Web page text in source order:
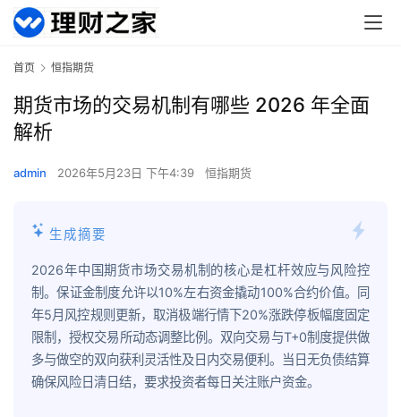
首页 恒指期货
期货市场的交易机制有哪些 2026 年全面
解析
admin 2026年5月23日 下午4:39 恒指期货
生成摘要
2026年中国期货市场交易机制的核心是杠杆效应与风险控
制。保证金制度允许以10%左右资金撬动100%合约价值。同
年5月风控规则更新，取消极端行情下20%涨跌停板幅度固定
限制，授权交易所动态调整比例。双向交易与T+0制度提供做
多与做空的双向获利灵活性及日内交易便利。当日无负债结算
确保风险日清日结，要求投资者每日关注账户资金。